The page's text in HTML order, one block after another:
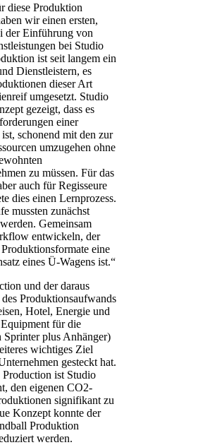
diese Produktion
wir einen ersten,
der Einführung von
bei Studio
ist seit langem ein
Dienstleistern, es
dieser Art
umgesetzt. Studio
gezeigt, dass es
einer
schonend mit den zur
umzugehen ohne
zu müssen. Für das
auch für Regisseure
dies einen Lernprozess.
mussten zunächst
Gemeinsam
entwickeln, der
eine
eines Ü-Wagens ist.“
und der daraus
Produktionsaufwands
Hotel, Energie und
für die
Sprinter plus Anhänger)
wichtiges Ziel
gesteckt hat.
ist Studio
den eigenen CO2-
signifikant zu
Konzept konnte der
Produktion
werden.